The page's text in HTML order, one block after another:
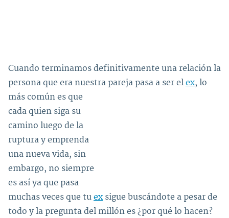
Cuando terminamos definitivamente una relación la
persona que era nuestra pareja pasa a ser el ex, lo
más común es que
cada quien siga su
camino luego de la
ruptura y emprenda
una nueva vida, sin
embargo, no siempre
es así ya que pasa
muchas veces que tu exsigue buscándote a pesar de
todo y la pregunta del millón es ¿por qué lo hacen?